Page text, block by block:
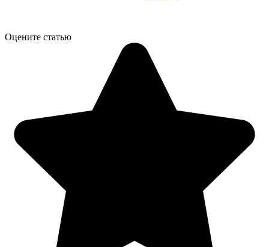
Оцените статью